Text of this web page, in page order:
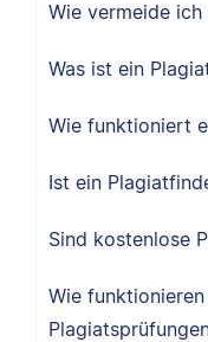
Wie vermeide ich
Was ist ein
Wie funktioniert
Ist ein
Sind kostenlose
Wie